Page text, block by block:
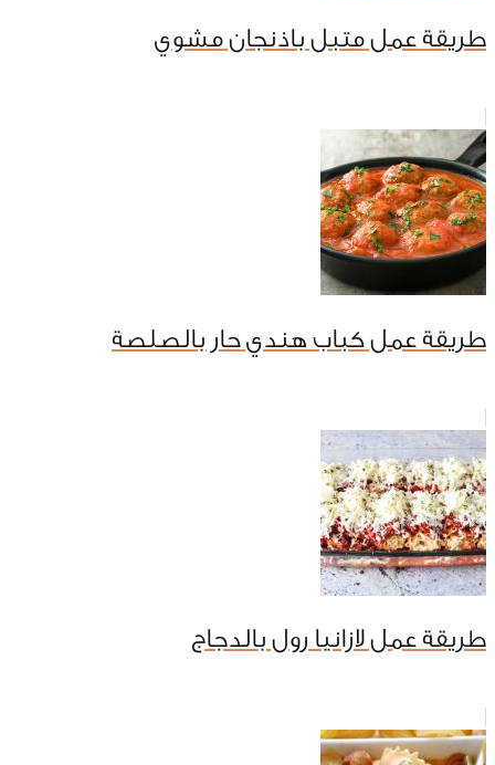
طريقة عمل متبل باذنجان مشوي
طريقة عمل كباب هندي حار بالصلصة
طريقة عمل لازانيا رول بالدجاج